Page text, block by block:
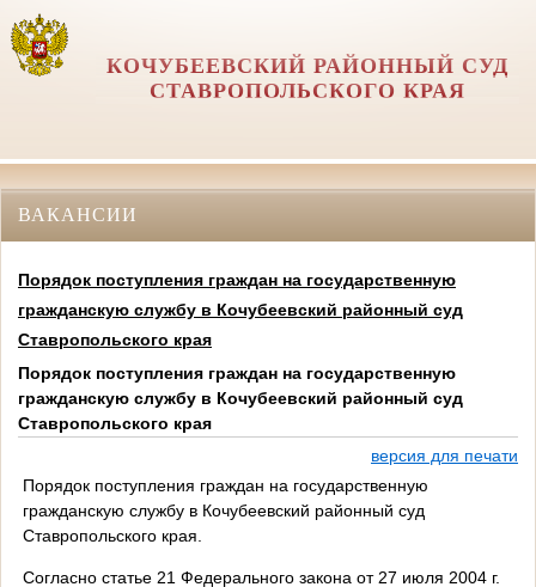
КОЧУБЕЕВСКИЙ РАЙОННЫЙ СУД
СТАВРОПОЛЬСКОГО КРАЯ
ВАКАНСИИ
Порядок поступления граждан на государственную
гражданскую службу в Кочубеевский районный суд
Ставропольского края
Порядок поступления граждан на государственную
гражданскую службу в Кочубеевский районный суд
Ставропольского края
версия для печати
Порядок поступления граждан на государственную
гражданскую службу в Кочубеевский районный суд
Ставропольского края.
Согласно статье 21 Федерального закона от 27 июля 2004 г.